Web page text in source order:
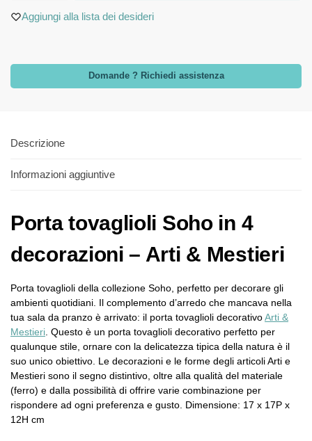
Aggiungi alla lista dei desideri
Domande ? Richiedi assistenza
Descrizione
Informazioni aggiuntive
Porta tovaglioli Soho in 4
decorazioni – Arti & Mestieri
Porta tovaglioli della collezione Soho, perfetto per decorare gli
ambienti quotidiani. Il complemento d’arredo che mancava nella
tua sala da pranzo è arrivato: il porta tovaglioli decorativoArti &
Mestieri. Questo è un porta tovaglioli decorativo perfetto per
qualunque stile, ornare con la delicatezza tipica della natura è il
suo unico obiettivo. Le decorazioni e le forme degli articoli Arti e
Mestieri sono il segno distintivo, oltre alla qualità del materiale
(ferro) e dalla possibilità di offrire varie combinazione per
rispondere ad ogni preferenza e gusto. Dimensione: 17 x 17P x
12H cm